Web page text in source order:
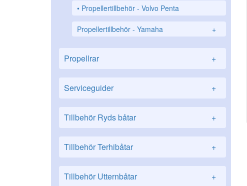
Propellertillbehör - Volvo Penta
Propellertillbehör - Yamaha +
Propellrar +
Serviceguider +
Tillbehör Ryds båtar +
Tillbehör Terhibåtar +
Tillbehör Utternbåtar +